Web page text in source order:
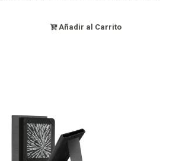
Añadir al Carrito